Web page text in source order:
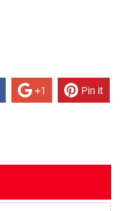
+1 Pin it